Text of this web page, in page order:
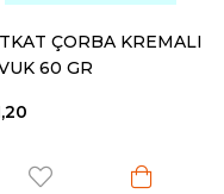
ÇORBA KREMALI
60 GR